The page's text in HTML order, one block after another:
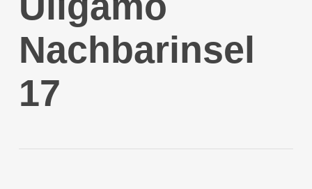
Nachbarinsel
17